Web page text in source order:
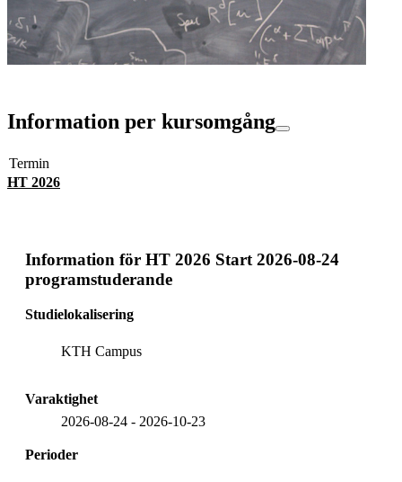
Information per kursomgång
Termin
HT 2026
Information för HT 2026 Start 2026-08-24
programstuderande
Studielokalisering
KTH Campus
Varaktighet
2026-08-24 - 2026-10-23
Perioder